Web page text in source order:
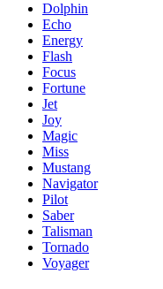
Dolphin
Echo
Energy
Flash
Focus
Fortune
Jet
Joy
Magic
Miss
Mustang
Navigator
Pilot
Saber
Talisman
Tornado
Voyager